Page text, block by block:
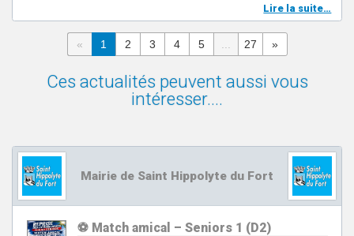
Lire la suite…
« 1 2 3 4 5 ... 27 »
Ces actualités peuvent aussi vous
intéresser....
Mairie de Saint Hippolyte du Fort
⚽ Match amical – Seniors 1 (D2)